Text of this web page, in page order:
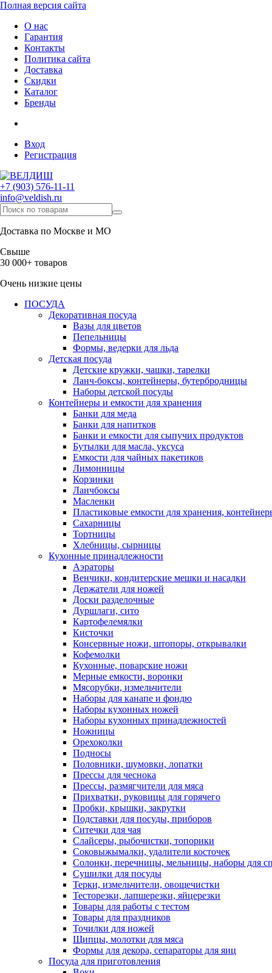
Полная версия сайта
О нас
Гарантия
Контакты
Политика сайта
Доставка
Скидки
Каталог
Бренды
Вход
Регистрация
+7 (903) 576-11-11
info@veldish.ru
Доставка по Москве и МО
Свыше
30 000+ товаров
Очень низкие цены
ПОСУДА
Декоративная посуда
Вазы для цветов
Пепельницы
Формы, ведерки для льда
Детская посуда
Детские кружки, чашки, тарелки
Ланч-боксы, контейнеры, бутербродницы
Наборы детской посуды
Контейнеры и емкости для хранения
Банки для меда
Банки для напитков
Банки и емкости для сыпучих продуктов
Бутылки для масла, уксуса
Емкости для чайных пакетиков
Лимонницы
Корзинки
Ланчбоксы
Масленки
Пластиковые емкости для хранения,
Сахарницы
Тортницы
Хлебницы, сырницы
Кухонные принадлежности
Аэраторы
Венчики, кондитерские мешки и насадки
Держатели для ножей
Доски разделочные
Дуршлаги, сито
Картофелемялки
Кисточки
Консервные ножи, штопоры, открывалки
Кофемолки
Кухонные, поварские ножи
Мерные емкости, воронки
Мясорубки, измельчители
Наборы для канапе и фондю
Наборы кухонных ножей
Наборы кухонных принадлежностей
Ножницы
Орехоколки
Подносы
Половники, шумовки, лопатки
Прессы для чеснока
Прессы, размягчители для мяса
Прихватки, руковицы для горячего
Пробки, крышки, закрутки
Подставки для посуды, приборов
Ситечки для чая
Слайсеры, рыбочистки, топорики
Соковыжымалки, удалители косточек
Солонки, перечницы, мельницы, наборы для
Сушилки для посуды
Терки, измельчители, овощечистки
Тесторезки, лапшерезки, яйцерезки
Товары для работы с тестом
Товары для праздников
Точилки для ножей
Щипцы, молотки для мяса
Формы для декора, сепараторы для яиц
Посуда для приготовления